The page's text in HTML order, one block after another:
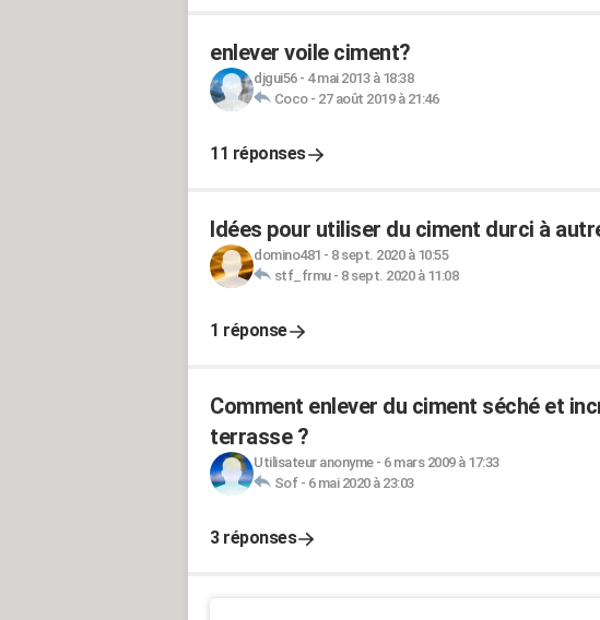
enlever voile ciment?
djgui56- 4 mai 2013 à 18:38
Coco- 27 août 2019 à 21:46
11 réponses
Idées pour utiliser du ciment durci à
domino481 - 8 sept. 2020 à 10:55
stf_frmu- 8 sept. 2020 à 11:08
1 réponse
Comment enlever du ciment séché et
terrasse ?
Utilisateur anonyme- 6 mars 2009 à 17:33
Sof- 6 mai 2020 à 23:03
3 réponses